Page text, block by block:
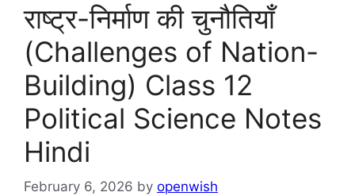
राष्ट्र-निर्माण की चुनौतियाँ
(Challenges of Nation-
Building) Class 12
Political Science Notes
Hindi
February 6, 2026 by openwish